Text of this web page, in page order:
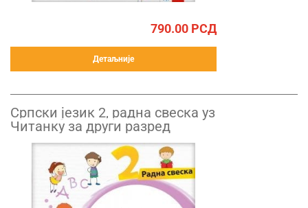
790.00 РСД
Детаљније
Српски језик 2, радна свеска уз
Читанку за други разред